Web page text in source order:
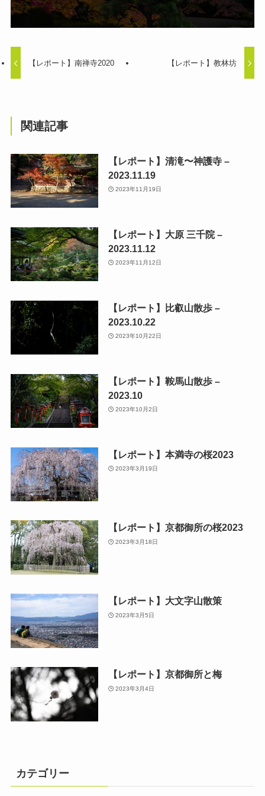
【レポート】南禅寺2020 【レポート】教林坊
関連記事
【レポート】清滝〜神護寺 –
2023.11.19
2023年11月19日
【レポート】大原 三千院 –
2023.11.12
2023年11月12日
【レポート】比叡山散歩 –
2023.10.22
2023年10月22日
【レポート】鞍馬山散歩 –
2023.10
2023年10月2日
【レポート】本満寺の桜2023
2023年3月19日
【レポート】京都御所の桜2023
2023年3月18日
【レポート】大文字山散策
2023年3月5日
【レポート】京都御所と梅
2023年3月4日
カテゴリー